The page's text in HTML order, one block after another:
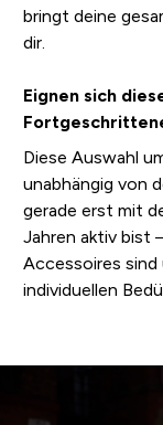
bringt deine
dir.
Eignen sich
Diese Auswahl
unabhängig von
gerade erst mit
Jahren aktiv bist
Accessoires sind
individuellen